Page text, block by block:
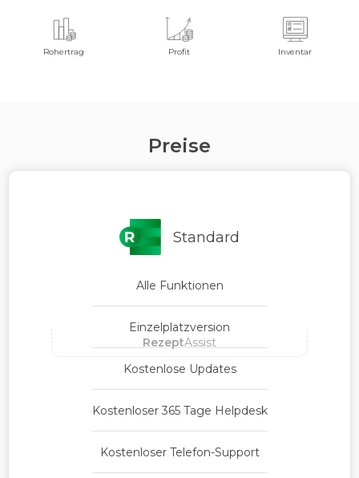
Rohertrag Profit Inventar
Preise
Standard
RezeptAssist
Alle Funktionen
Einzelplatzversion
Kostenlose Updates
Kostenloser 365 Tage Helpdesk
Kostenloser Telefon-Support